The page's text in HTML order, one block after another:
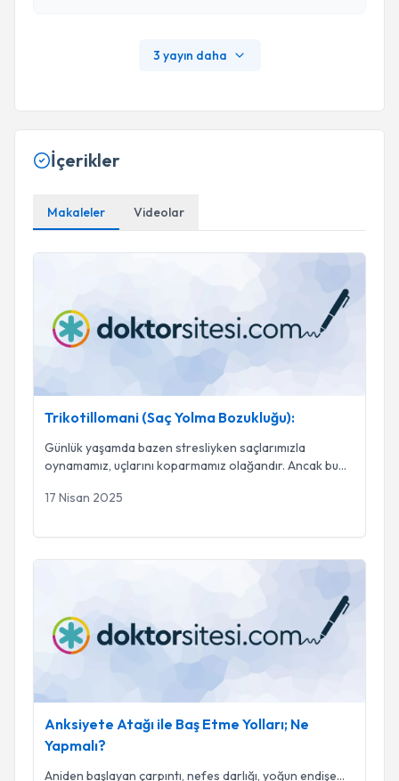
3 yayın daha
İçerikler
Makaleler Videolar
Trikotillomani (Saç Yolma Bozukluğu):
Günlük yaşamda bazen stresliyken saçlarımızla
oynamamız, uçlarını koparmamız olağandır. Ancak bu
17 Nisan 2025
Anksiyete Atağı ile Baş Etme Yolları; Ne
Yapmalı?
Aniden başlayan çarpıntı, nefes darlığı, yoğun endişe…